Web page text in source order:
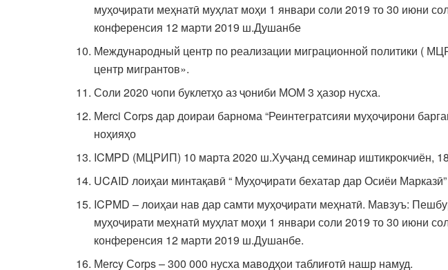
муҳоҷирати меҳнатӣ муҳлат моҳи 1 январи соли 2019 то 30 июни
конференсия 12 марти 2019 ш.Душанбе
Международный центр по реализации миграционной политики (
центр мигрантов».
Соли 2020 чопи буклетҳо аз ҷониби МОМ 3 ҳазор нусха.
Меrci Сorps дар доираи барнома “Реинтегратсияи муҳоҷирони
ноҳияҳо
ICMPD (МЦРИП) 10 марта 2020 ш.Хуҷанд семинар иштикрокчиён,
UCAID лоиҳаи минтақавӣ “ Муҳоҷирати бехатар дар Осиёи
ICPMD – лоиҳаи нав дар самти муҳоҷирати меҳнатӣ. Мавзуъ:
муҳоҷирати меҳнатӣ муҳлат моҳи 1 январи соли 2019 то 30 июни
конференсия 12 марти 2019 ш.Душанбе.
Меrcy Сorps – 300 000 нусха маводҳои таблиғотӣ нашр намуд.